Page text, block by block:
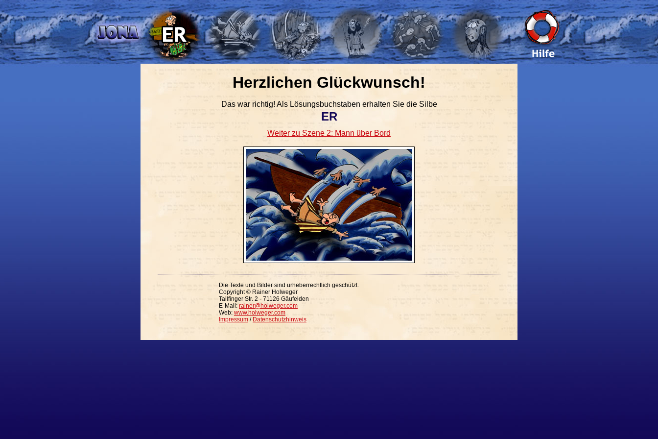
Herzlichen Glückwunsch!
Das war richtig! Als Lösungsbuchstaben erhalten Sie die Silbe
ER
Weiter zu Szene 2: Mann über Bord
Die Texte und Bilder sind urheberrechtlich geschützt.
Copyright © Rainer Holweger
Tailfinger Str. 2 - 71126 Gäufelden
E-Mail: rainer@holweger.com
Web: www.holweger.com
Impressum / Datenschutzhinweis